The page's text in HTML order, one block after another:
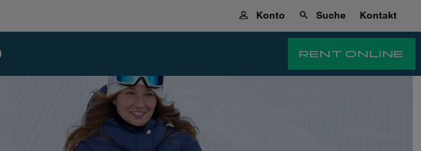
Konto Suche Kontakt
RENT ONLINE